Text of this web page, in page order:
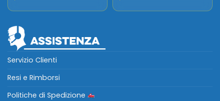
Servizio Clienti
Resi e Rimborsi
Politiche di Spedizione